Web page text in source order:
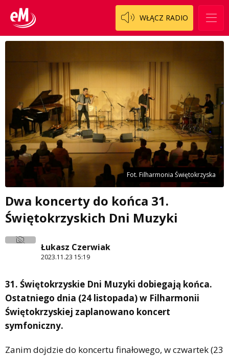
WŁĄCZ RADIO
Fot. Filharmonia Świętokrzyska
Dwa koncerty do końca 31.
Świętokrzyskich Dni Muzyki
Łukasz Czerwiak
2023.11.23 15:19
31. Świętokrzyskie Dni Muzyki dobiegają końca.
Ostatniego dnia (24 listopada) w Filharmonii
Świętokrzyskiej zaplanowano koncert
symfoniczny.
Zanim dojdzie do koncertu finałowego, w czwartek (23